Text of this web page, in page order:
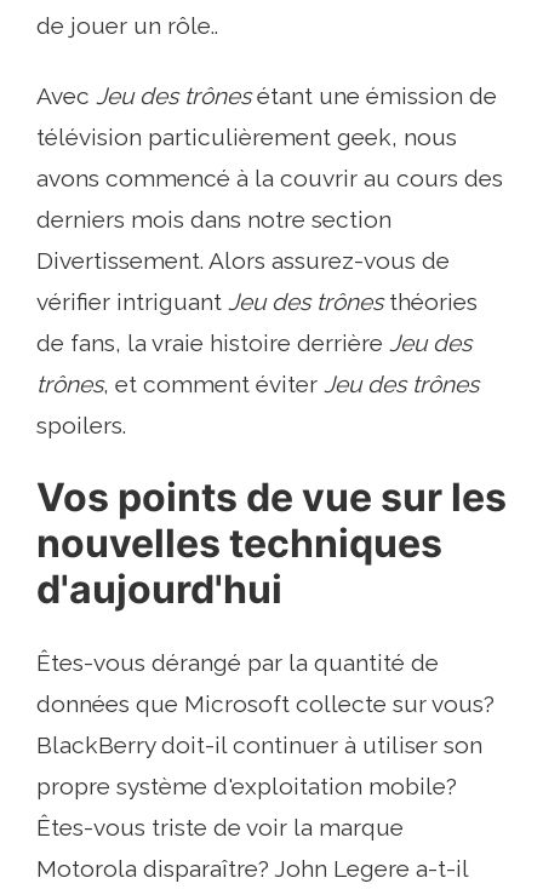
de jouer un rôle..
Avec Jeu des trônesétant une émission de
télévision particulièrement geek, nous
avons commencé à la couvrir au cours des
derniers mois dans notre section
Divertissement. Alors assurez-vous de
vérifier intriguant Jeu des trônesthéories
de fans, la vraie histoire derrière Jeu des
trônes, et comment éviter Jeu des trônes
spoilers.
Vos points de vue sur les
nouvelles techniques
d'aujourd'hui
Êtes-vous dérangé par la quantité de
données que Microsoft collecte sur vous?
BlackBerry doit-il continuer à utiliser son
propre système d'exploitation mobile?
Êtes-vous triste de voir la marque
Motorola disparaître? John Legere a-t-il